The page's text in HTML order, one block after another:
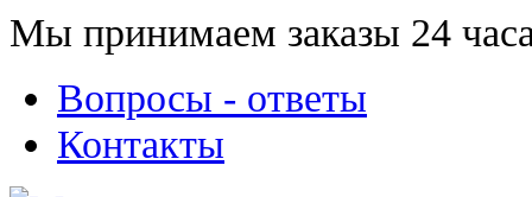
Мы принимаем заказы 24
Вопросы - ответы
Контакты